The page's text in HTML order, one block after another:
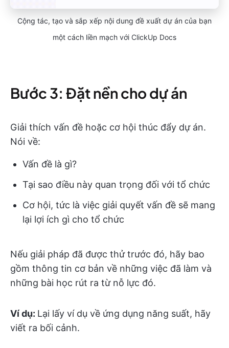
Cộng tác, tạo và sắp xếp nội dung đề xuất dự án của bạn
một cách liền mạch với ClickUp Docs
Bước 3: Đặt nền cho dự án
Giải thích vấn đề hoặc cơ hội thúc đẩy dự án.
Nói về:
Vấn đề là gì?
Tại sao điều này quan trọng đối với tổ chức
Cơ hội, tức là việc giải quyết vấn đề sẽ mang
lại lợi ích gì cho tổ chức
Nếu giải pháp đã được thử trước đó, hãy bao
gồm thông tin cơ bản về những việc đã làm và
những bài học rút ra từ nỗ lực đó.
Ví dụ: Lại lấy ví dụ về ứng dụng năng suất, hãy
viết ra bối cảnh.